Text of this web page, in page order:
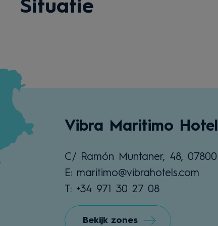
Situatie
Vibra Maritimo Hotel
C/ Ramón Muntaner, 48, 07800
E: maritimo@vibrahotels.com
T: +34 971 30 27 08
Bekijk zones